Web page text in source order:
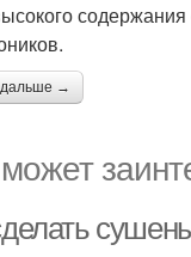
дальше →